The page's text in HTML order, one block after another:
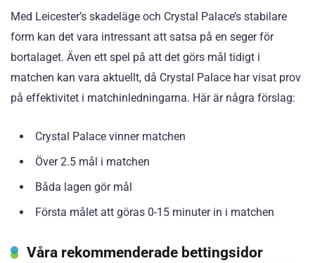
Med Leicester’s skadeläge och Crystal Palace’s stabilare
form kan det vara intressant att satsa på en seger för
bortalaget. Även ett spel på att det görs mål tidigt i
matchen kan vara aktuellt, då Crystal Palace har visat prov
på effektivitet i matchinledningarna. Här är några förslag:
Crystal Palace vinner matchen
Över 2.5 mål i matchen
Båda lagen gör mål
Första målet att göras 0-15 minuter in i matchen
Våra rekommenderade bettingsidor